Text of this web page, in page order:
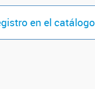
en el catálogo